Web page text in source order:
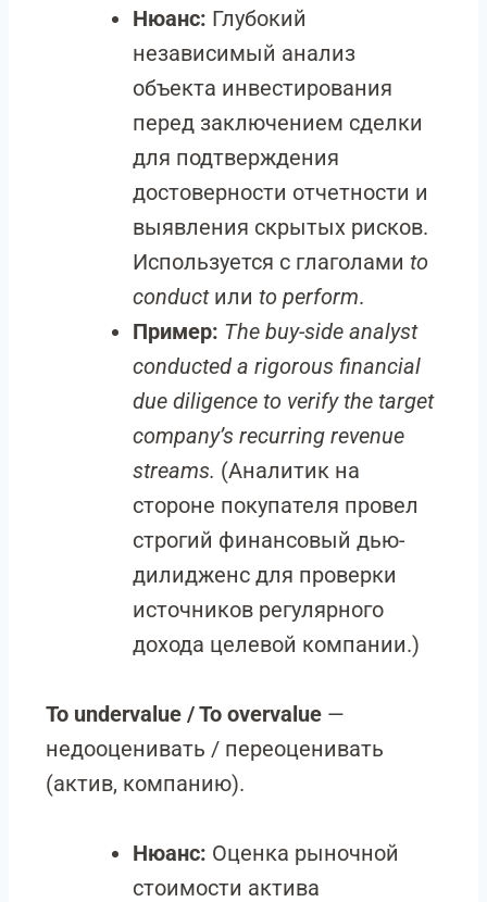
Нюанс: Глубокий
независимый анализ
объекта инвестирования
перед заключением сделки
для подтверждения
достоверности отчетности и
выявления скрытых рисков.
Используется с глаголами to
conductили to perform.
Пример: The buy-side analyst
conducted a rigorous financial
due diligence to verify the target
company’s recurring revenue
streams. (Аналитик на
стороне покупателя провел
строгий финансовый дью-
дилидженс для проверки
источников регулярного
дохода целевой компании.)
To undervalue / To overvalue —
недооценивать / переоценивать
(актив, компанию).
Нюанс: Оценка рыночной
стоимости актива